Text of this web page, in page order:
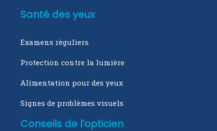
Santé des yeux
Examens réguliers
Protection contre la lumière
Alimentation pour des yeux
Signes de problèmes visuels
Conseils de l’opticien